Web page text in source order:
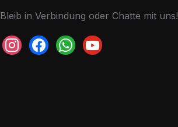
Bleib in Verbindung oder Chatte mit uns!
instagramfacebookwhatsappyoutube